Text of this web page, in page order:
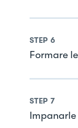
STEP 6
Formare
STEP 7